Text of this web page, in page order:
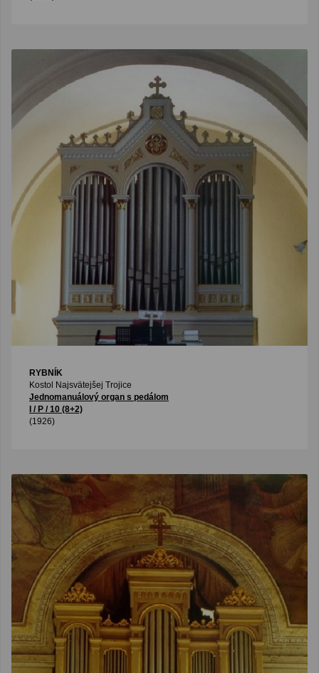
RYBNÍK
Kostol Najsvätejšej Trojice
Jednomanuálový organ s pedálom
I / P / 10 (8+2)
(1926)